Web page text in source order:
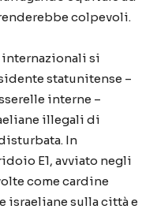
colpevoli.
internazionali si
statunitense –
interne –
illegali di
In
E1, avviato negli
come cardine
sulla città e